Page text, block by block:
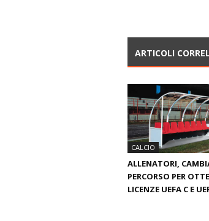
ARTICOLI
CALCIO
ALLENATORI,
PERCORSO PER
LICENZE UEFA C E